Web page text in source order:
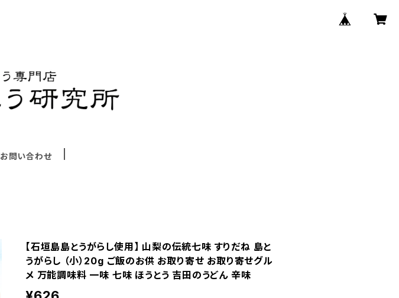
お問い合わせ
【石垣島島とうがらし使用】 山梨の伝統七味 すりだね 島と
うがらし （小）20g ご飯のお供 お取り寄せ お取り寄せグル
メ 万能調味料 一味 七味 ほうとう 吉田のうどん 辛味